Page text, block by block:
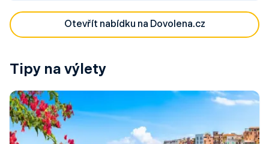
Otevřít nabídku na Dovolena.cz
Tipy na výlety